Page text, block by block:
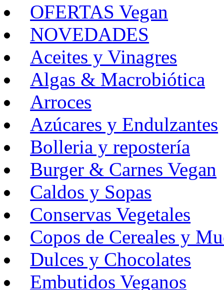
OFERTAS Vegan
NOVEDADES
Aceites y Vinagres
Algas & Macrobiótica
Arroces
Azúcares y Endulzantes
Bolleria y repostería
Burger & Carnes Vegan
Caldos y Sopas
Conservas Vegetales
Copos de Cereales y
Dulces y Chocolates
Embutidos Veganos